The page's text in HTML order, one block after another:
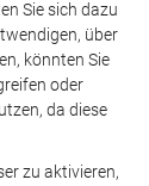
Sie sich dazu
über
könnten Sie
oder
da diese
zu aktivieren,